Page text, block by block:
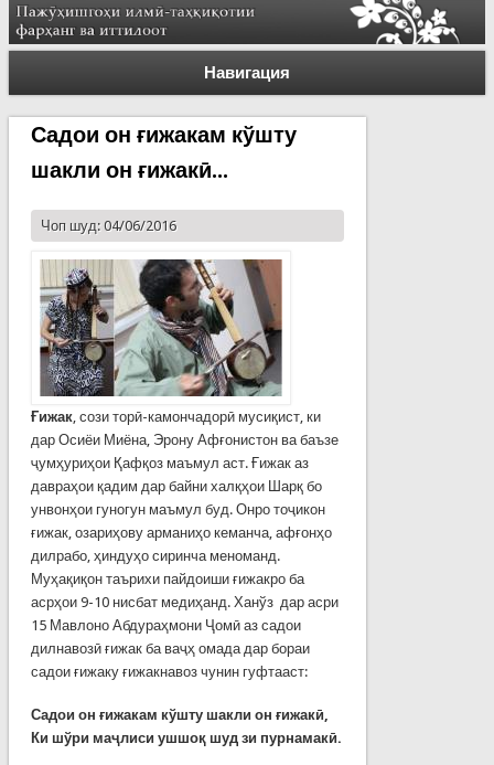
Навигация
Садои он ғижакам кўшту
шакли он ғижакӣ...
Чоп шуд: 04/06/2016
Ғижак, сози торӣ-камончадорӣ мусиқист, ки
дар Осиёи Миёна, Эрону Афғонистон ва баъзе
ҷумҳуриҳои Қафқоз маъмул аст. Ғижак аз
давраҳои қадим дар байни халқҳои Шарқ бо
унвонҳои гуногун маъмул буд. Онро тоҷикон
ғижак, озариҳову арманиҳо кеманча, афғонҳо
дилрабо, ҳиндуҳо сиринча меноманд.
Муҳақиқон таърихи пайдоиши ғижакро ба
асрҳои 9-10 нисбат медиҳанд. Ханўз дар асри
15 Мавлоно Абдураҳмони Ҷомӣ аз садои
дилнавозӣ ғижак ба ваҷҳ омада дар бораи
садои ғижаку ғижакнавоз чунин гуфтааст:
Садои он ғижакам кўшту шакли он ғижакӣ,
Ки шўри маҷлиси ушшоқ шуд зи пурнамакӣ.